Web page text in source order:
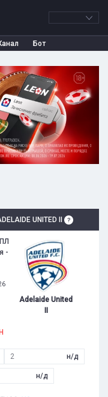
Бот
UNITED II
-
Adelaide United
II
2 н/д
н/д